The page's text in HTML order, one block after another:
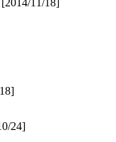
[2014/11/18]
24]